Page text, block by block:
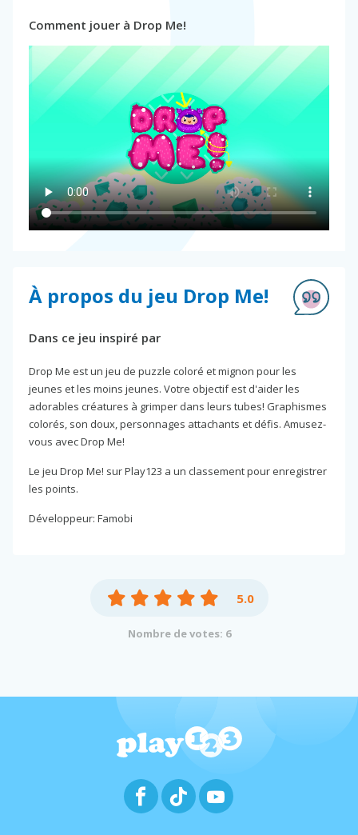
Comment jouer à Drop Me!
À propos du jeu Drop Me!
Dans ce jeu inspiré par
Drop Me est un jeu de puzzle coloré et mignon pour les
jeunes et les moins jeunes. Votre objectif est d'aider les
adorables créatures à grimper dans leurs tubes! Graphismes
colorés, son doux, personnages attachants et défis. Amusez-
vous avec Drop Me!
Le jeu Drop Me! sur Play123 a un classement pour enregistrer
les points.
Développeur: Famobi
5.0
Nombre de votes: 6